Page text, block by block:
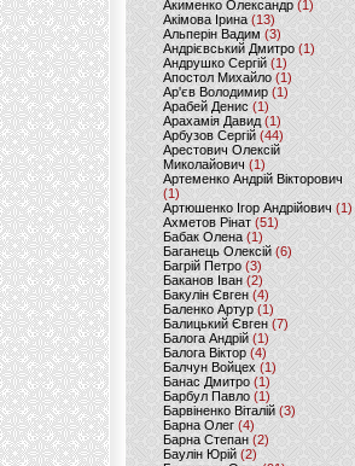
Акименко Олександр(1)
Акімова Ірина(13)
Альперін Вадим (3)
Андрієвський Дмитро(1)
Андрушко Сергій(1)
Апостол Михайло(1)
Ар'єв Володимир (1)
Арабей Денис(1)
Арахамія Давид (1)
Арбузов Сергій (44)
Арестович Олексій
Миколайович(1)
Артеменко Андрій Вікторович
(1)
Артюшенко Ігор Андрійович(1)
Ахметов Рінат(51)
Бабак Олена(1)
Баганець Олексій(6)
Багрій Петро (3)
Баканов Іван(2)
Бакулін Євген (4)
Баленко Артур(1)
Балицький Євген(7)
Балога Андрій (1)
Балога Віктор (4)
Балчун Войцех (1)
Банас Дмитро (1)
Барбул Павло(1)
Барвіненко Віталій(3)
Барна Олег (4)
Барна Степан (2)
Баулін Юрій (2)